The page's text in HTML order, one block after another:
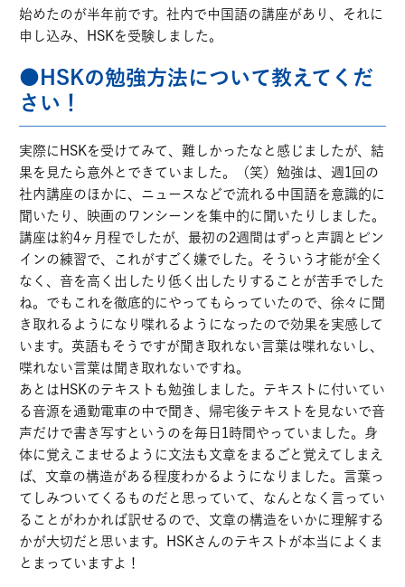
始めたのが半年前です。社内で中国語の講座があり、それに
申し込み、HSKを受験しました。
●HSKの勉強方法について教えてくだ
さい！
実際にHSKを受けてみて、難しかったなと感じましたが、結
果を見たら意外とできていました。（笑）勉強は、週1回の
社内講座のほかに、ニュースなどで流れる中国語を意識的に
聞いたり、映画のワンシーンを集中的に聞いたりしました。
講座は約4ヶ月程でしたが、最初の2週間はずっと声調とピン
インの練習で、これがすごく嫌でした。そういう才能が全く
なく、音を高く出したり低く出したりすることが苦手でした
ね。でもこれを徹底的にやってもらっていたので、徐々に聞
き取れるようになり喋れるようになったので効果を実感して
います。英語もそうですが聞き取れない言葉は喋れないし、
喋れない言葉は聞き取れないですね。
あとはHSKのテキストも勉強しました。テキストに付いてい
る音源を通勤電車の中で聞き、帰宅後テキストを見ないで音
声だけで書き写すというのを毎日1時間やっていました。身
体に覚えこませるように文法も文章をまるごと覚えてしまえ
ば、文章の構造がある程度わかるようになりました。言葉っ
てしみついてくるものだと思っていて、なんとなく言ってい
ることがわかれば訳せるので、文章の構造をいかに理解する
かが大切だと思います。HSKさんのテキストが本当によくま
とまっていますよ！